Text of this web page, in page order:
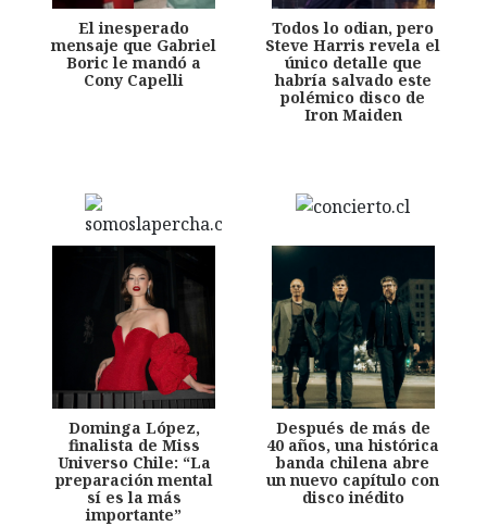
El inesperado
mensaje que Gabriel
Boric le mandó a
Cony Capelli
Todos lo odian, pero
Steve Harris revela el
único detalle que
habría salvado este
polémico disco de
Iron Maiden
Dominga López,
finalista de Miss
Universo Chile: “La
preparación mental
sí es la más
importante”
Después de más de
40 años, una histórica
banda chilena abre
un nuevo capítulo con
disco inédito